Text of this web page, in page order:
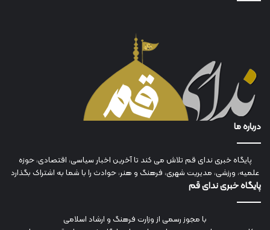
درباره ما
پایگاه خبری ندای قم تلاش می کند تا آخرین اخبار سیاسی، اقتصادی، حوزه
علمیه، ورزشی، مدیریت شهری، فرهنگ و هنر، حوادث را با شما به اشتراک بگذارد
پایگاه خبری ندای قم
با مجوز رسمی از وزارت فرهنگ و ارشاد اسلامی